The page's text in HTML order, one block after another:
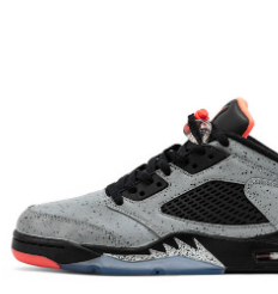
Большинство
вкусовых
Кроссовки
Да, очень